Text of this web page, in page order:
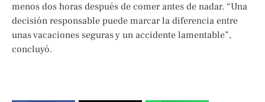
menos dos horas después de comer antes de nadar. “Una
decisión responsable puede marcar la diferencia entre
unas vacaciones seguras y un accidente lamentable”,
concluyó.